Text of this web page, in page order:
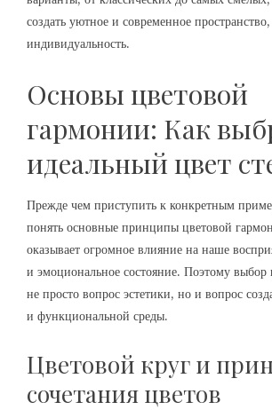
создать уютное и современное
индивидуальность.
Основы цветовой
гармонии: Как
идеальный цвет
Прежде чем приступить к конкретным
понять основные принципы цветовой
оказывает огромное влияние на наше
и эмоциональное состояние. Поэтому выбор
не просто вопрос эстетики, но и вопрос
и функциональной среды.
Цветовой круг и
сочетания цветов